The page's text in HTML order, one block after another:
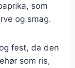
som
og smag.
fest, da den
som ris,